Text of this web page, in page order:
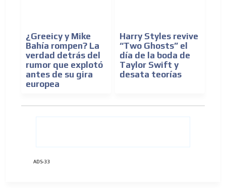
¿Greeicy y Mike
Bahía rompen? La
verdad detrás del
rumor que explotó
antes de su gira
europea
Harry Styles revive
“Two Ghosts” el
día de la boda de
Taylor Swift y
desata teorías
ADS-33